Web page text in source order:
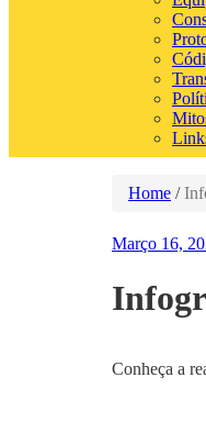
Home /
Março 16,
Conheça a